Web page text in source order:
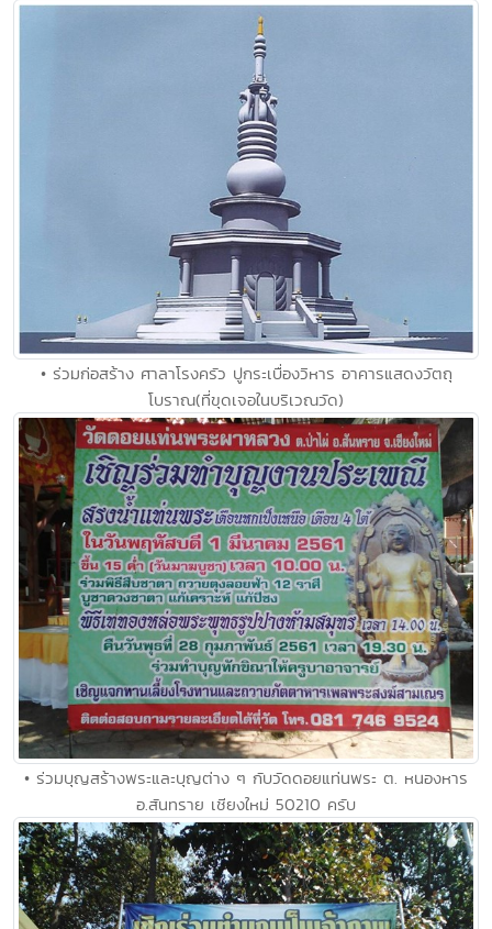
• ร่วมก่อสร้าง ศาลาโรงครัว ปูกระเบื่องวิหาร อาคารแสดงวัตถุ
โบราณ(ที่ขุดเจอในบริเวณวัด)
• ร่วมบุญสร้างพระและบุญต่าง ๆ กับวัดดอยแท่นพระ ต. หนองหาร
อ.สันทราย เชียงใหม่ 50210 ครับ